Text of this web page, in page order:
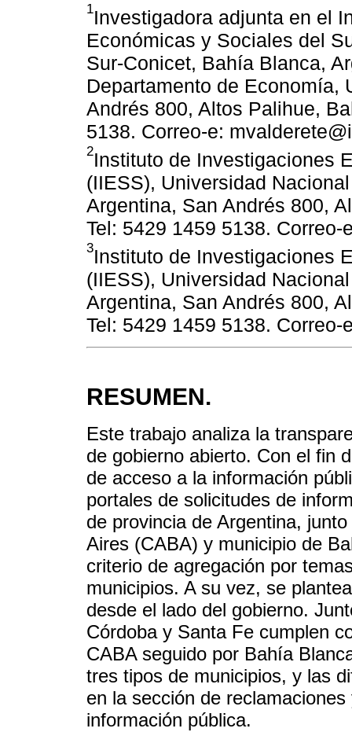
1Investigadora adjunta en el
Económicas y Sociales del
Sur-Conicet, Bahía Blanca,
Departamento de Economía,
Andrés 800, Altos Palihue,
5138. Correo-e:
2Instituto de Investigaciones
(IIESS), Universidad
Argentina, San Andrés 800,
Tel: 5429 1459 5138.
3Instituto de Investigaciones
(IIESS), Universidad
Argentina, San Andrés 800,
Tel: 5429 1459 5138.
RESUMEN.
Este trabajo analiza la
de gobierno abierto. Con el fin
de acceso a la información
portales de solicitudes de
de provincia de Argentina,
Aires (CABA) y municipio de
criterio de agregación por
municipios. A su vez, se
desde el lado del gobierno.
Córdoba y Santa Fe cumplen
CABA seguido por Bahía
tres tipos de municipios, y las
en la sección de
información pública.